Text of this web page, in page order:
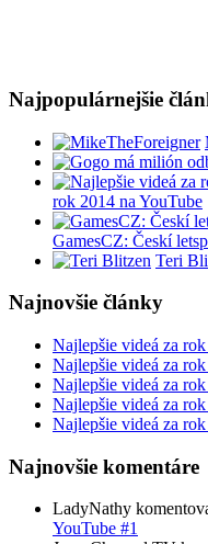
Najpopulárnejšie
rok 2014 na YouTube
GamesCZ: Českí
Teri
Najnovšie články
Najlepšie videá za
Najlepšie videá za
Najlepšie videá za
Najlepšie videá za
Najlepšie videá za
Najnovšie komentáre
LadyNathy
YouTube #1